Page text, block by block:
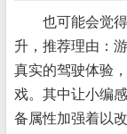
也可能会觉得
升，推荐理由：
真实的驾驶体验
戏。其中让小编
备属性加强着以